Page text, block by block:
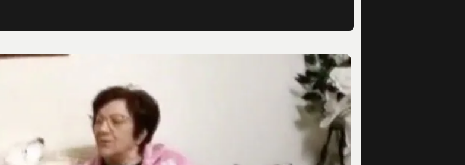
diventi definitiva bisognerà attendere la Cassazione, intanto non ci sono
un giallo intricato.